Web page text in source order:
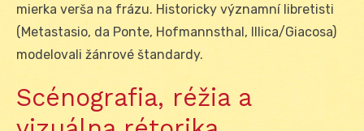
mierka verša na frázu. Historicky významní libretisti
(Metastasio, da Ponte, Hofmannsthal, Illica/Giacosa)
modelovali žánrové štandardy.
Scénografia, réžia a